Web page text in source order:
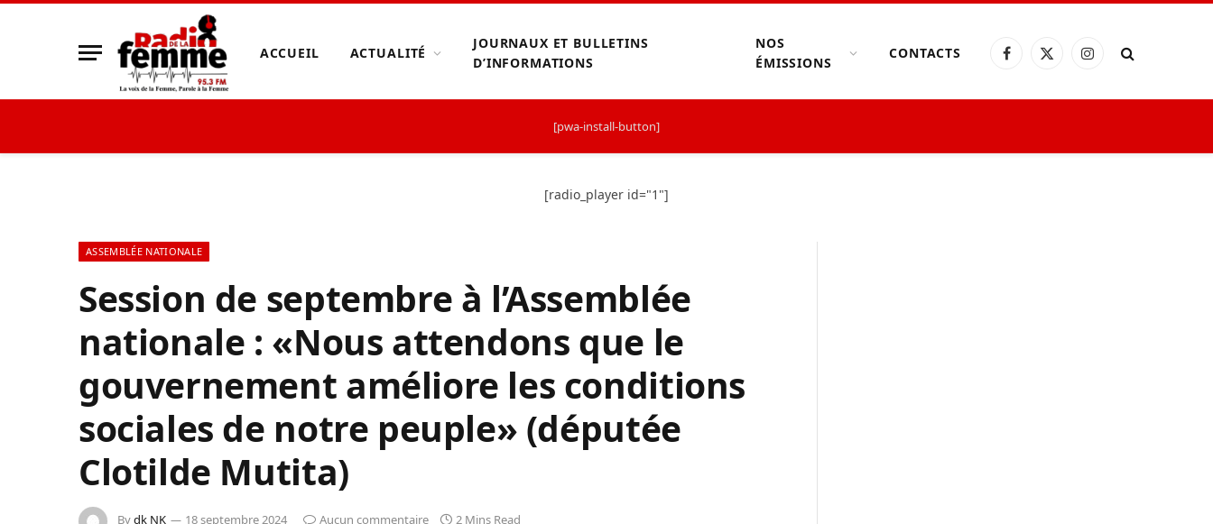
ACCUEIL ACTUALITÉ
JOURNAUX ET BULLETINS
D’INFORMATIONS
NOS
ÉMISSIONS
CONTACTS Facebook
X
Instagram
[pwa-install-button]
[radio_player id="1"]
ASSEMBLÉE NATIONALE
Session de septembre à l’Assemblée
nationale : «Nous attendons que le
gouvernement améliore les conditions
sociales de notre peuple» (députée
Clotilde Mutita)
Bydk NK 18 septembre 2024 Aucun commentaire 2 Mins Read